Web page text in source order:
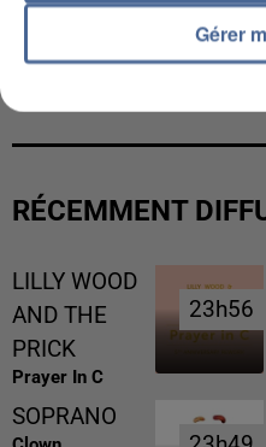
L’UN DES
RÉCEMMENT
LILLY WOOD
AND THE
PRICK
Prayer In C
23h56
23h56
SOPRANO
Gérer